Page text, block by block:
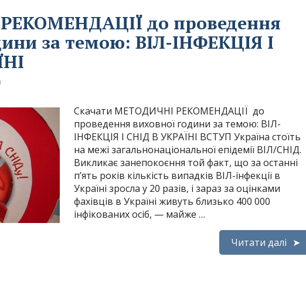
до проведення
за темою: ВІЛ-ІНФЕКЦІЯ І
Скачати МЕТОДИЧНІ РЕКОМЕНДАЦІЇ до
проведення виховної години за темою: ВІЛ-
ІНФЕКЦІЯ І СНІД В УКРАЇНІ ВСТУП Україна стоїть
на межі загальнонаціональної епідемії ВІЛ/СНІД.
Викликає занепокоєння той факт, що за останні
п’ять років кількість випадків ВІЛ-інфекції в
Україні зросла у 20 разів, і зараз за оцінками
фахівців в Україні живуть близько 400 000
інфікованих осіб, — майже …
Читати далі